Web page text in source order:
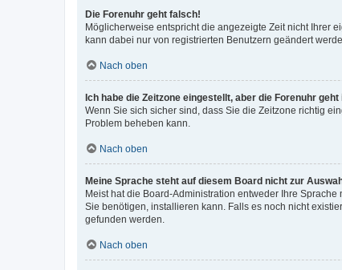
Die Forenuhr geht falsch!
Möglicherweise entspricht die angezeigte Zeit nicht Ihrer
kann dabei nur von registrierten Benutzern geändert
Nach oben
Ich habe die Zeitzone eingestellt, aber die Forenuhr
Wenn Sie sich sicher sind, dass Sie die Zeitzone richtig
Problem beheben kann.
Nach oben
Meine Sprache steht auf diesem Board nicht zur
Meist hat die Board-Administration entweder Ihre
Sie benötigen, installieren kann. Falls es noch nicht
gefunden werden.
Nach oben